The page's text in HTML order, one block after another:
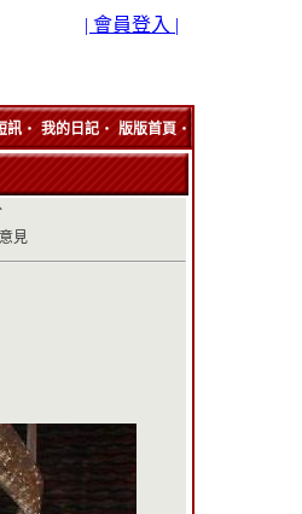
| 會員登入 |
訊‧ 我的日記 ‧ 版版首頁 ‧
見